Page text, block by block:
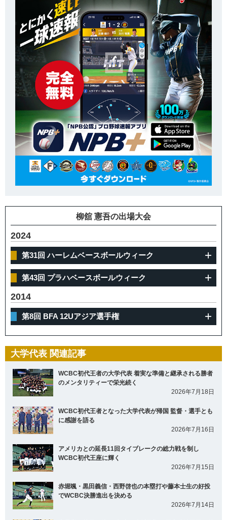
柳舘 憲吾の出場大会
2024
第31回 ハーレムベースボールウィーク
第43回 プラハベースボールウィーク
2014
第8回 BFA 12Uアジア選手権
大学代表 関連記事
WCBC初代王者の大学代表 着実な準備と継承される勝者
のメンタリティーで栄光続く
2026年7月18日
WCBC初代王者となった大学代表が帰国 監督・選手とも
に感謝を語る
2026年7月16日
アメリカとの延長11回タイブレークの総力戦を制し
WCBC初代王座に輝く
2026年7月15日
赤堀颯・黒田義信・西野啓也の本塁打や藤本士生の好投
でWCBC決勝進出を決める
2026年7月14日